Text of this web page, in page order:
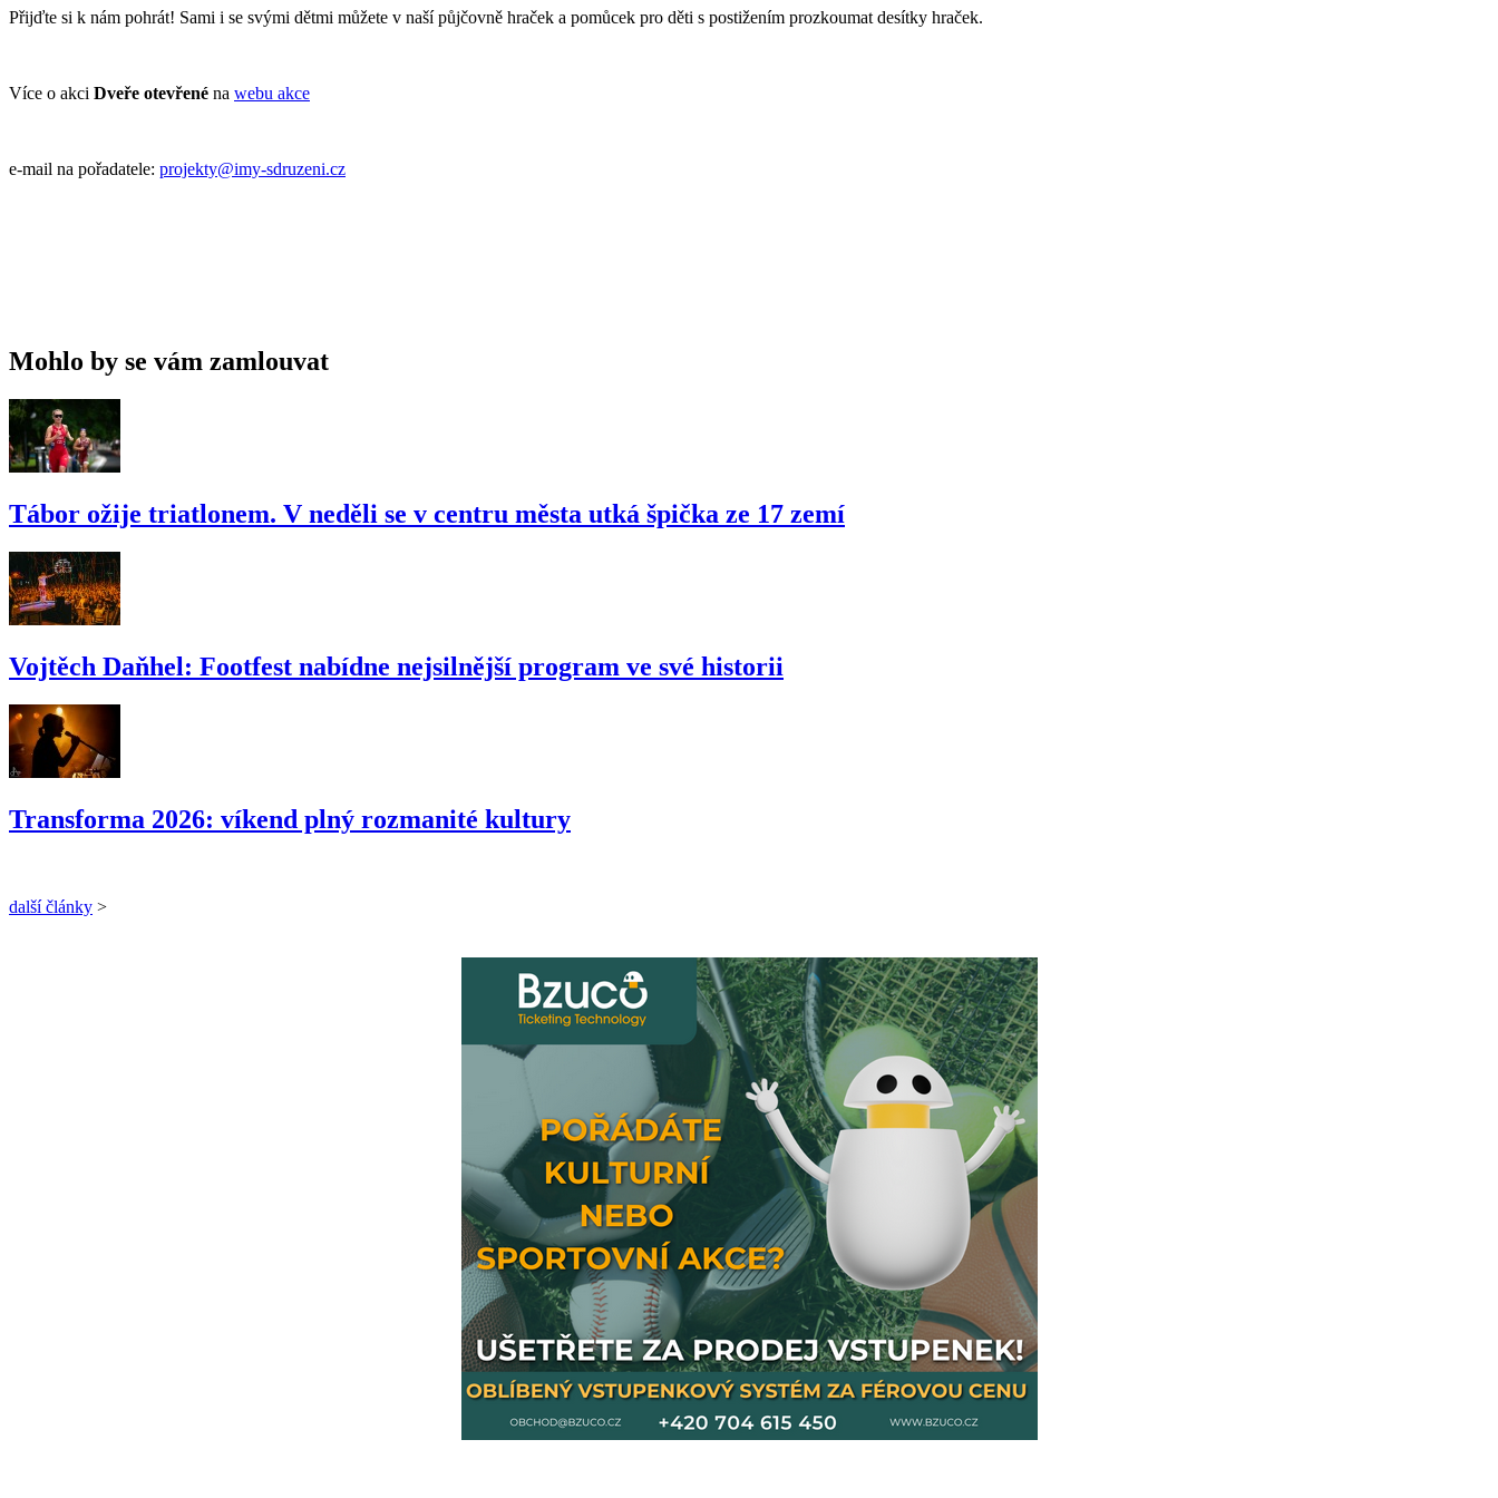
Přijďte si k nám pohrát! Sami i se svými dětmi můžete v naší půjčovně hraček a pomůcek pro děti s postižením prozkoumat desítky hraček.
Více o akci Dveře otevřené na webu akce
e-mail na pořadatele: projekty@imy-sdruzeni.cz
Mohlo by se vám zamlouvat
Tábor ožije triatlonem. V neděli se v centru města utká špička ze 17 zemí
Vojtěch Daňhel: Footfest nabídne nejsilnější program ve své historii
Transforma 2026: víkend plný rozmanité kultury
další články >